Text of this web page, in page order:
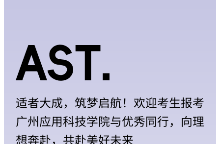
适者大成，筑梦启航！欢迎考生报考
广州应用科技学院与优秀同行，向理
想奔赴，共赴美好未来